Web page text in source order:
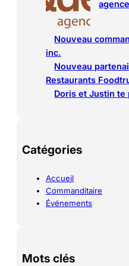
Nouveau
inc.
Nouveau
Restaurants
Doris et Justin
Catégories
Accueil
Commanditaire
Événements
Mots clés